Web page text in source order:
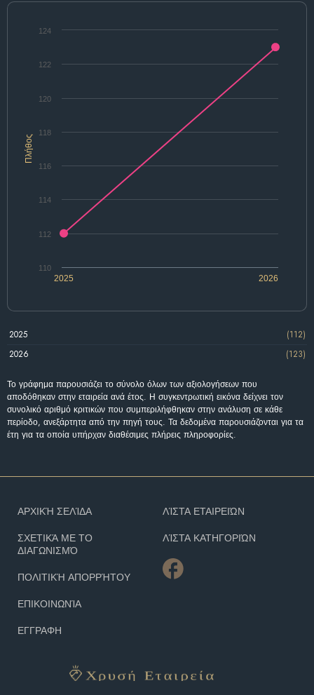
Πλήθος
2025 2026
110
112
114
116
118
120
122
124
2025
(112)
2026
(123)
Το γράφημα παρουσιάζει το σύνολο όλων των αξιολογήσεων που
αποδόθηκαν στην εταιρεία ανά έτος. Η συγκεντρωτική εικόνα δείχνει τον
συνολικό αριθμό κριτικών που συμπεριλήφθηκαν στην ανάλυση σε κάθε
περίοδο, ανεξάρτητα από την πηγή τους. Τα δεδομένα παρουσιάζονται για τα
έτη για τα οποία υπήρχαν διαθέσιμες πλήρεις πληροφορίες.
ΑΡΧΙΚΉ ΣΕΛΊΔΑ
ΣΧΕΤΙΚΆ ΜΕ ΤΟ
ΔΙΑΓΩΝΙΣΜΌ
ΠΟΛΙΤΙΚΉ ΑΠΟΡΡΉΤΟΥ
ΕΠΙΚΟΙΝΩΝΊΑ
ΕΓΓΡΑΦΗ
ΛΊΣΤΑ ΕΤΑΙΡΕΙΏΝ
ΛΊΣΤΑ ΚΑΤΗΓΟΡΙΏΝ